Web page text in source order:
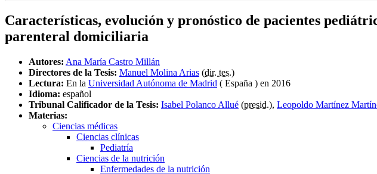
Características, evolución y pronóstico de pacientes
parenteral domiciliaria
Autores: Ana María Castro Millán
Directores de la Tesis: Manuel Molina Arias (dir. tes.)
Lectura: En la Universidad Autónoma de Madrid ( España ) en 2016
Idioma: español
Tribunal Calificador de la Tesis: Isabel Polanco Allué (presid.), Leopoldo Martínez
Materias:
Ciencias médicas
Ciencias clínicas
Pediatría
Ciencias de la nutrición
Enfermedades de la nutrición